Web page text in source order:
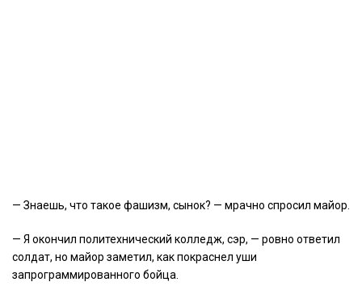
— Знаешь, что такое фашизм, сынок? — мрачно спросил майор.
— Я окончил политехнический колледж, сэр, — ровно ответил
солдат, но майор заметил, как покраснел уши
запрограммированного бойца.